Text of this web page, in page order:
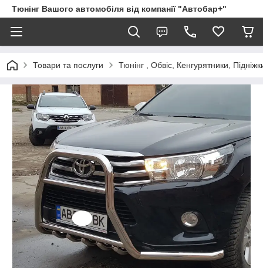
Тюнінг Вашого автомобіля від компанії "Автобар+"
Товари та послуги Тюнінг , Обвіс, Кенгурятники,